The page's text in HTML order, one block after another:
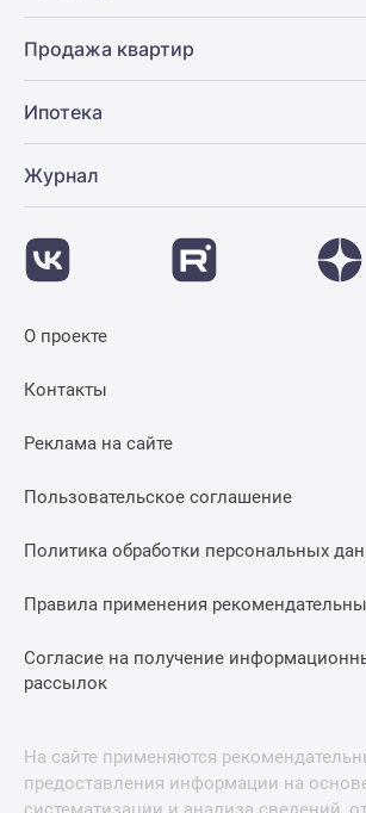
Продажа квартир
Ипотека
Журнал
О проекте
Контакты
Реклама на сайте
Пользовательское соглашение
Политика обработки персональных
Правила применения
Согласие на получение
рассылок
На сайте применяются
предоставления информации на